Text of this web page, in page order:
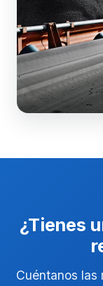
¿Tienes
Cuéntanos las